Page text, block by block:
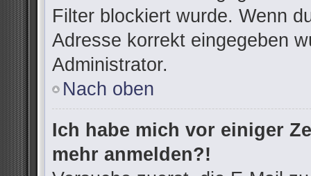
Filter blockiert wurde. Wenn
Adresse korrekt eingegeben
Administrator.
Nach oben
Ich habe mich vor einiger
mehr anmelden?!